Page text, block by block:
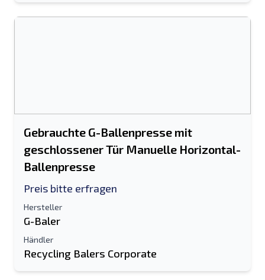
Gebrauchte G-Ballenpresse mit
geschlossener Tür Manuelle Horizontal-
Ballenpresse
Preis bitte erfragen
Hersteller
G-Baler
Händler
Recycling Balers Corporate